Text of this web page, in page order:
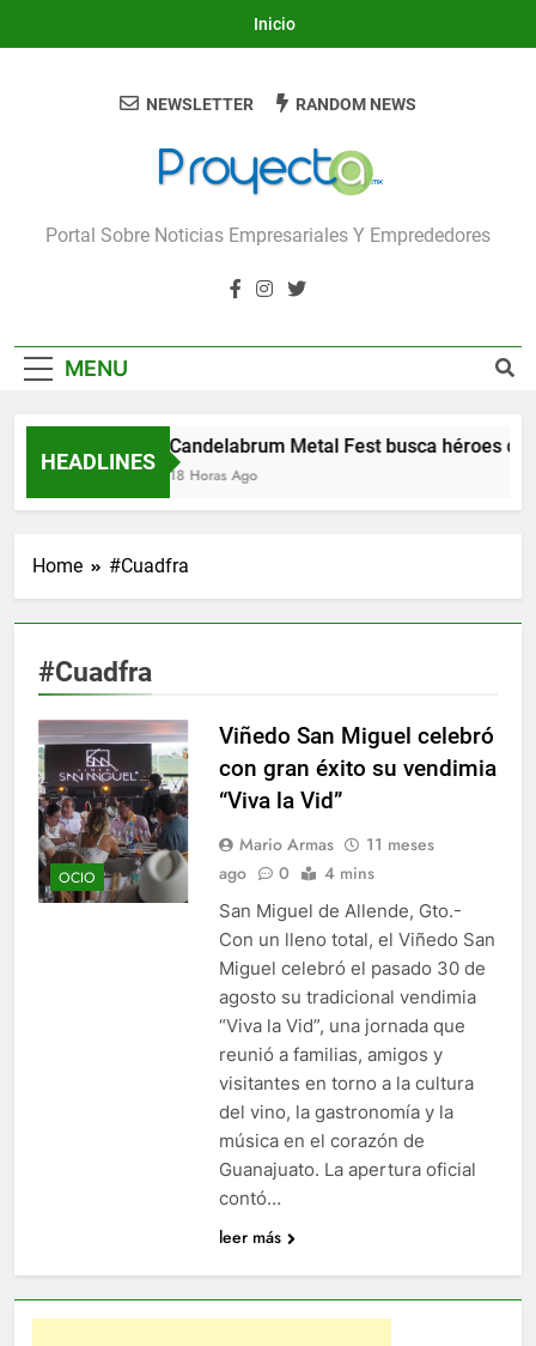
Inicio
Proyecta
Portal Sobre Noticias Empresariales Y Emprededores
NEWSLETTER RANDOM NEWS
MENU
HEADLINES
Candelabrum Metal Fest busca héroes de
18 Horas Ago
Home #Cuadfra
#Cuadfra
OCIO
Viñedo San Miguel celebró
con gran éxito su vendimia
“Viva la Vid”
Mario Armas
11 meses
ago
0 4 mins
San Miguel de Allende, Gto.-
Con un lleno total, el Viñedo San
Miguel celebró el pasado 30 de
agosto su tradicional vendimia
“Viva la Vid”, una jornada que
reunió a familias, amigos y
visitantes en torno a la cultura
del vino, la gastronomía y la
música en el corazón de
Guanajuato. La apertura oficial
contó…
leer más